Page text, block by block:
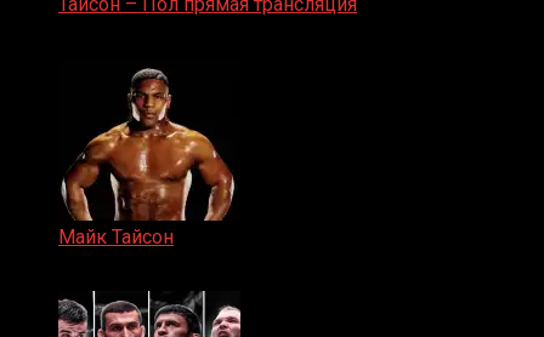
Тайсон – Пол прямая трансляция
Майк Тайсон